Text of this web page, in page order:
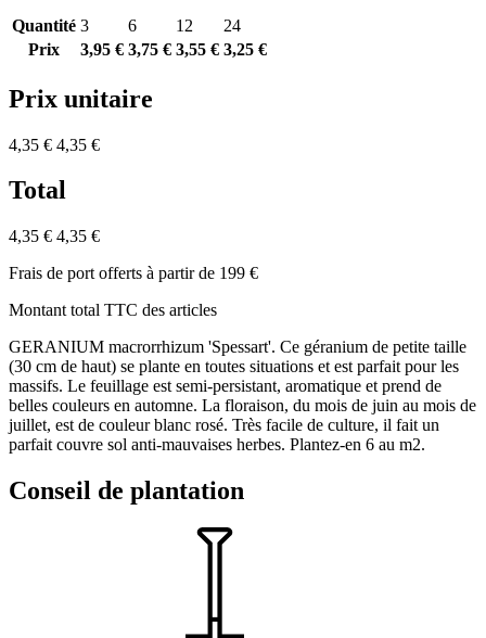
Quantité 3 6 12
24
Prix
3,95 € 3,75 € 3,55 € 3,25 €
Prix unitaire
4,35 € 4,35 €
Total
4,35 € 4,35 €
Frais de port offerts à partir de 199 €
Montant total TTC des articles
GERANIUM macrorrhizum 'Spessart'. Ce géranium de petite taille
(30 cm de haut) se plante en toutes situations et est parfait pour les
massifs. Le feuillage est semi-persistant, aromatique et prend de
belles couleurs en automne. La floraison, du mois de juin au mois de
juillet, est de couleur blanc rosé. Très facile de culture, il fait un
parfait couvre sol anti-mauvaises herbes. Plantez-en 6 au m2.
Conseil de plantation